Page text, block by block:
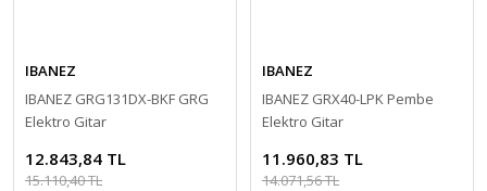
IBANEZ
IBANEZ GRG131DX-BKF GRG
Elektro Gitar
12.843,84 TL
15.110,40 TL
IBANEZ
IBANEZ GRX40-LPK Pembe
Elektro Gitar
11.960,83 TL
14.071,56 TL